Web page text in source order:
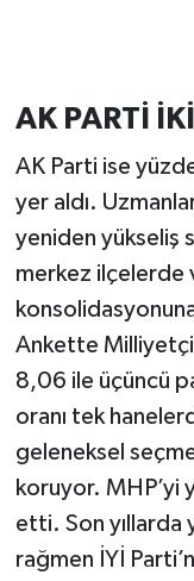
AK PARTİ
AK Parti ise
yer aldı.
yeniden yükseliş
merkez ilçelerde
Ankette
8,06 ile üçüncü
oranı tek
geleneksel
koruyor. MHP’yi
etti. Son yıllarda
rağmen İYİ